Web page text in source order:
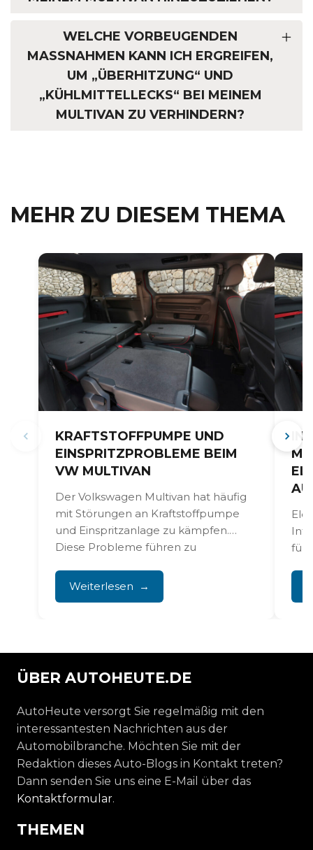
WELCHE VORBEUGENDEN
MASSNAHMEN KANN ICH ERGREIFEN, U
M „ÜBERHITZUNG“ UND „
KÜHLMITTELLECKS“ BEI MEINEM M
ULTIVAN ZU VERHINDERN?
MEHR ZU DIESEM THEMA
KRAFTSTOFFPUMPE UND
EINSPRITZPROBLEME BEIM
VW MULTIVAN
Der Volkswagen Multivan hat häufig
mit Störungen an Kraftstoffpumpe
und Einspritzanlage zu kämpfen.
Diese Probleme führen zu
unrundem...
Weiterlesen
ÜBER AUTOHEUTE.DE
AutoHeute versorgt Sie regelmäßig mit den
interessantesten Nachrichten aus der
Automobilbranche. Möchten Sie mit der
Redaktion dieses Auto-Blogs in Kontakt treten?
Dann senden Sie uns eine E-Mail über das
Kontaktformular.
THEMEN